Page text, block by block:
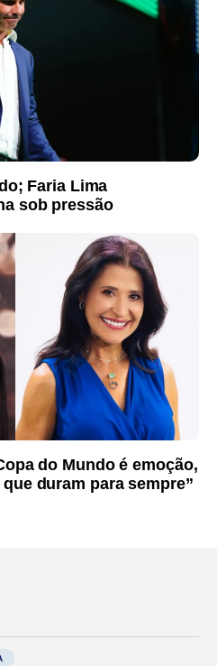
Faria Lima
sob pressão
do Mundo é emoção,
duram para sempre”